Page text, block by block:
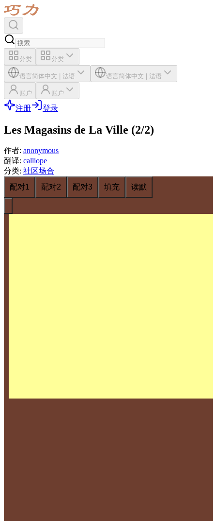
分类 分类
语言简体中文 | 法语 语言简体中文 | 法语
账户 账户
注册 登录
Les Magasins de La Ville (2/2)
作者: anonymous
翻译: calliope
分类: 社区场合
配对1
配对2 配对3 填充 读默